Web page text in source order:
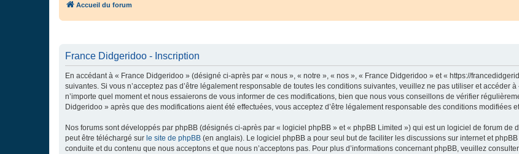
Accueil du forum
France Didgeridoo - Inscription
En accédant à « France Didgeridoo » (désigné ci-après par « nous », « notre », « nos », « France Didgeridoo » et « https://
suivantes. Si vous n’acceptez pas d’être légalement responsable de toutes les conditions suivantes, veuillez ne pas utiliser et accéder
n’importe quel moment et nous essaierons de vous informer de ces modifications, bien que nous vous conseillons de vérifier
Didgeridoo » après que des modifications aient été effectuées, vous acceptez d’être légalement responsable des conditions modifiées
Nos forums sont développés par phpBB (désignés ci-après par « logiciel phpBB » et « phpBB Limited ») qui est un logiciel de forum de
peut être téléchargé sur le site de phpBB (en anglais). Le logiciel phpBB a pour seul but de faciliter les discussions sur internet et
conduite et du contenu que nous acceptons et que nous n’acceptons pas. Pour plus d’informations concernant phpBB, veuillez consulter